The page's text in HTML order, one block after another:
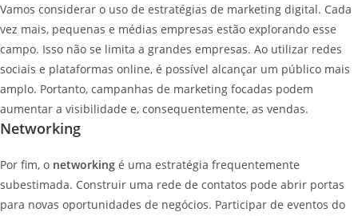
Vamos considerar o uso de estratégias de marketing digital. Cada
vez mais, pequenas e médias empresas estão explorando esse
campo. Isso não se limita a grandes empresas. Ao utilizar redes
sociais e plataformas online, é possível alcançar um público mais
amplo. Portanto, campanhas de marketing focadas podem
aumentar a visibilidade e, consequentemente, as vendas.
Networking
Por fim, o networking é uma estratégia frequentemente
subestimada. Construir uma rede de contatos pode abrir portas
para novas oportunidades de negócios. Participar de eventos do